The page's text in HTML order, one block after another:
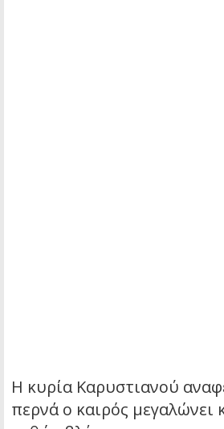
Η κυρία Καρυστιανού
περνά ο καιρός μεγαλώνει